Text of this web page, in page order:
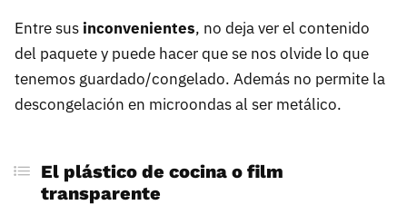
Entre sus inconvenientes, no deja ver el contenido
del paquete y puede hacer que se nos olvide lo que
tenemos guardado/congelado. Además no permite la
descongelación en microondas al ser metálico.
El plástico de cocina o film
transparente